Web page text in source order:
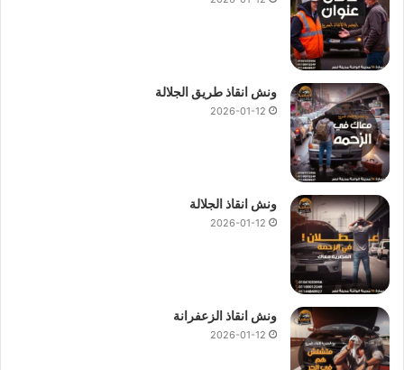
ونش انقاذ طريق الجلالة
2026-01-12
ونش انقاذ الجلالة
2026-01-12
ونش انقاذ الزعفرانة
2026-01-12